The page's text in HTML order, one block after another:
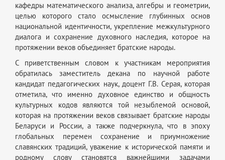
кафедры математического анализа, алгебры и геометрии,
целью которого стало осмысление глубинных основ
национальной идентичности, укрепление межкультурного
диалога и сохранение духовного наследия, которое на
протяжении веков объединяет братские народы.
С приветственным словом к участникам мероприятия
обратилась заместитель декана по научной работе
кандидат педагогических наук, доцент Г.В. Серая, которая
отметила, что именно духовное единство и общность
культурных кодов являются той незыблемой основой,
которая на протяжении веков связывает братские народы
Беларуси и России, а также подчеркнула, что в эпоху
глобальных перемен сохранение и приумножение
славянских традиций, уважение к исторической памяти и
родному слову становятся важнейшими задачами